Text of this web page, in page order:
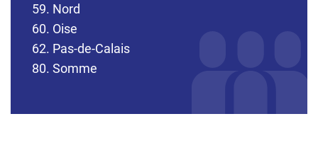
59. Nord
60. Oise
62. Pas-de-Calais
80. Somme